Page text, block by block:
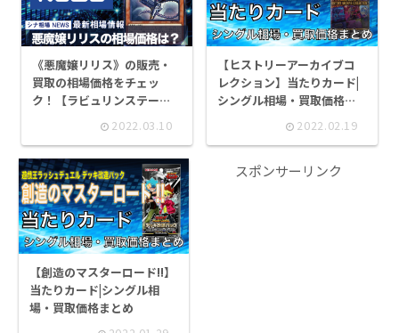
《悪魔嬢リリス》の販売・
買取の相場価格をチェッ
ク！【ラビュリンステーマ
2022.03.10
【ヒストリーアーカイブコ
レクション】当たりカード|
シングル相場・買取価格ま
2022.02.19
【創造のマスターロード!!】
当たりカード|シングル相
場・買取価格まとめ
スポンサーリンク